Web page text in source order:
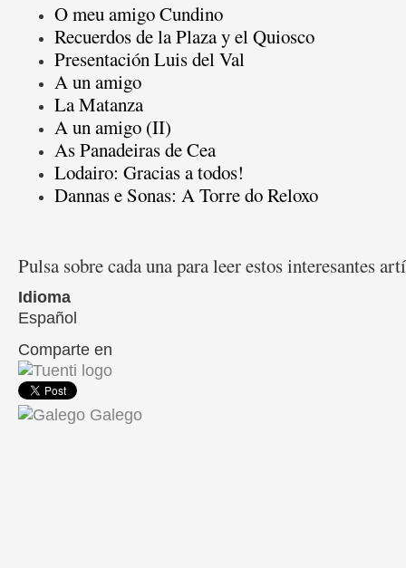
O meu amigo Cundino
Recuerdos de la Plaza y el Quiosco
Presentación Luis del Val
A un amigo
La Matanza
A un amigo (II)
As Panadeiras de Cea
Lodairo: Gracias a todos!
Dannas e Sonas: A Torre do Reloxo
Pulsa sobre cada una para leer estos interesantes
Idioma
Español
Comparte en
Share on Facebook
Galego